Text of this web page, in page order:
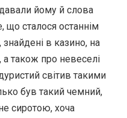
йому й слова
що сталося останнім
в казино, на
також про невеселі
світив такими
був такий чемний,
сиротою, хоча